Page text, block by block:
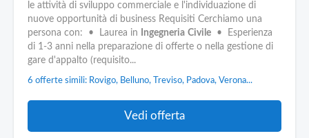
le attività di sviluppo commerciale e l'individuazione di
nuove opportunità di business Requisiti Cerchiamo una
persona con: • Laurea in
Ingegneria Civile • Esperienza
di 1-3 anni nella preparazione di offerte o nella gestione di
gare d'appalto (requisito...
6 offerte simili: Rovigo, Belluno, Treviso, Padova, Verona...
Vedi offerta